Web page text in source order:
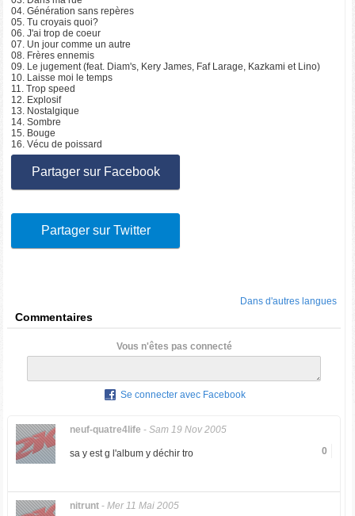
04. Génération sans repères
05. Tu croyais quoi?
06. J'ai trop de coeur
07. Un jour comme un autre
08. Frères ennemis
09. Le jugement (feat. Diam's, Kery James, Faf Larage, Kazkami et Lino)
10. Laisse moi le temps
11. Trop speed
12. Explosif
13. Nostalgique
14. Sombre
15. Bouge
16. Vécu de poissard
Partager sur Facebook
Partager sur Twitter
Dans d'autres langues
Commentaires
Vous n'êtes pas connecté
Se connecter avec Facebook
neuf-quatre4life - Sam 19 Nov 2005
0
sa y est g l'album y déchir tro
nitrunt- Mer 11 Mai 2005